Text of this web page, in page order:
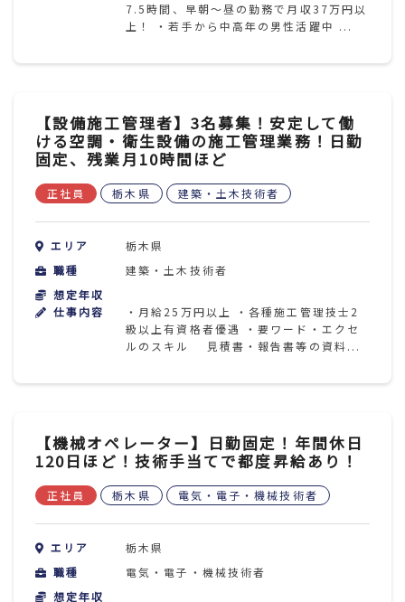
7.5時間、早朝～昼の勤務で月収37万円以
上！ ・若手から中高年の男性活躍中 ...
【設備施工管理者】3名募集！安定して働
ける空調・衛生設備の施工管理業務！日勤
固定、残業月10時間ほど
正社員 栃木県 建築・土木技術者
エリア
栃木県
職種
建築・土木技術者
想定年収
仕事内容
・月給25万円以上 ・各種施工管理技士2
級以上有資格者優遇 ・要ワード・エクセ
ルのスキル 見積書・報告書等の資料...
【機械オペレーター】日勤固定！年間休日
120日ほど！技術手当てで都度昇給あり！
正社員 栃木県 電気・電子・機械技術者
エリア
栃木県
職種
電気・電子・機械技術者
想定年収